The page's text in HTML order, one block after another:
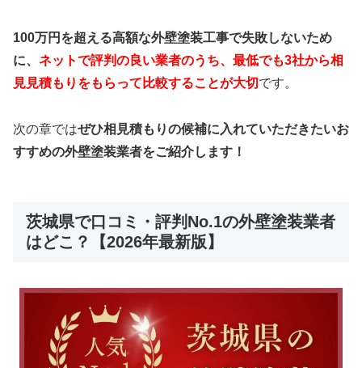
100万円を超える高額な外壁塗装工事で失敗しないため
に、 ネットで評判の良い業者のうち、最低でも3社から相
見見積もりをもらって比較することが大切です。
次の章ではぜひ相見積もりの候補に入れていただきたいお
すすめの外壁塗装業者をご紹介します！
茨城県で口コミ・評判No.1の外壁塗装業者
はどこ？【2026年最新版】